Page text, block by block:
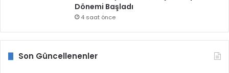
Dönemi Başladı
4 saat önce
Son Güncellenenler